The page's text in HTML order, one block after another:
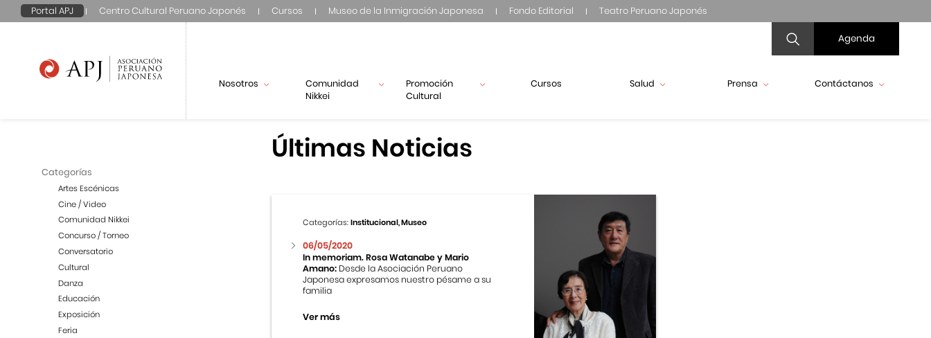
Portal APJ Centro Cultural Peruano Japonés Cursos Museo de la Inmigración Japonesa Fondo Editorial Teatro Peruano Japonés
Agenda
Nosotros
Comunidad
Nikkei
Promoción
Cultural
Cursos Salud Prensa Contáctanos
Categorías
Artes Escénicas
Cine / Video
Comunidad Nikkei
Concurso / Torneo
Conversatorio
Cultural
Danza
Educación
Exposición
Feria
Últimas Noticias
Categorías:Institucional, Museo
06/05/2020
In memoriam. Rosa Watanabe y Mario
Amano: Desde la Asociación Peruano
Japonesa expresamos nuestro pésame a su
familia
Ver más